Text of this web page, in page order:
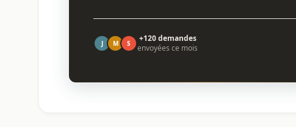
J M S
+120 demandes
envoyées ce mois